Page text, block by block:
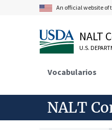
An official website of
NALT
U.S.
Vocabularios
NALT
nutrición
silvicultura,
zonas
África
Antártida
cuerpos de
desiertos con